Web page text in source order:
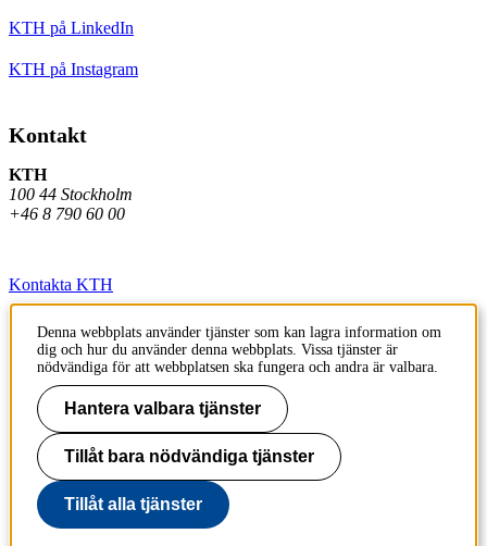
KTH på LinkedIn
KTH på Instagram
Kontakt
KTH
100 44 Stockholm
+46 8 790 60 00
Kontakta KTH
Jobba på KTH
Press och media
Faktura och betalning KTH
Om KTH:s webbplatser
Tillgänglighetsredogörelse
Denna webbplats använder tjänster som kan lagra information om
dig och hur du använder denna webbplats. Vissa tjänster är
nödvändiga för att webbplatsen ska fungera och andra är valbara.
Hantera valbara tjänster
Tillåt bara nödvändiga tjänster
Tillåt alla tjänster